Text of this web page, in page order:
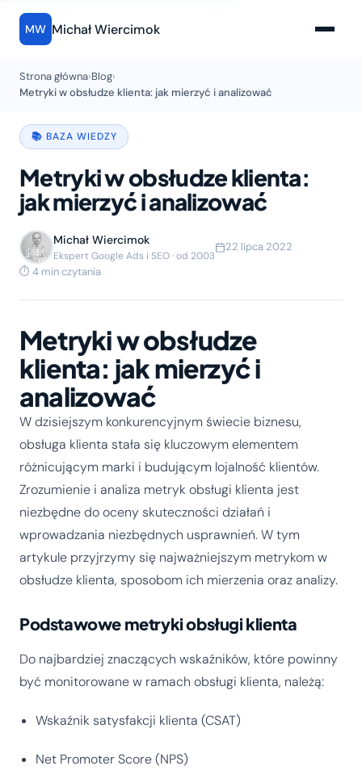
MW Michał Wiercimok
Strona główna›Blog›
Metryki w obsłudze klienta: jak mierzyć i analizować
📚 BAZA WIEDZY
Metryki w obsłudze klienta:
jak mierzyć i analizować
Michał Wiercimok
Ekspert Google Ads i SEO · od 2003
22 lipca 2022
⏱ 4 min czytania
Metryki w obsłudze
klienta: jak mierzyć i
analizować
W dzisiejszym konkurencyjnym świecie biznesu,
obsługa klienta stała się kluczowym elementem
różnicującym marki i budującym lojalność klientów.
Zrozumienie i analiza metryk obsługi klienta jest
niezbędne do oceny skuteczności działań i
wprowadzania niezbędnych usprawnień. W tym
artykule przyjrzymy się najważniejszym metrykom w
obsłudze klienta, sposobom ich mierzenia oraz analizy.
Podstawowe metryki obsługi klienta
Do najbardziej znaczących wskaźników, które powinny
być monitorowane w ramach obsługi klienta, należą:
Wskaźnik satysfakcji klienta (CSAT)
Net Promoter Score (NPS)